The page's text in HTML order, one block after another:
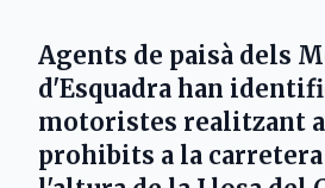
Agents de paisà dels
d'Esquadra han
motoristes realitzant
prohibits a la carretera